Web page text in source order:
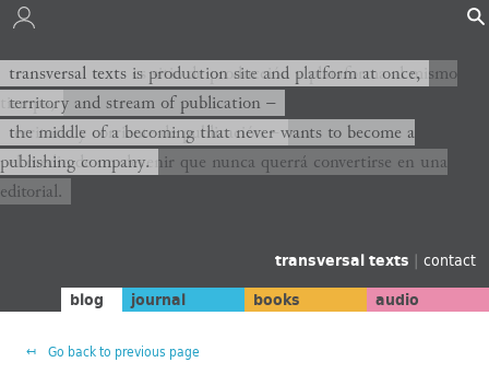
transversal texts es sitio de producción y plataforma al mismo
tiempo,
territorio y corriente de publicación −
el medio de un devenir que nunca querrá convertirse en una
editorial.
transversal texts is production site and platform at once,
territory and stream of publication −
the middle of a becoming that never wants to become a
publishing company.
transversal texts | contact
blog journal books audio
Go back to previous page